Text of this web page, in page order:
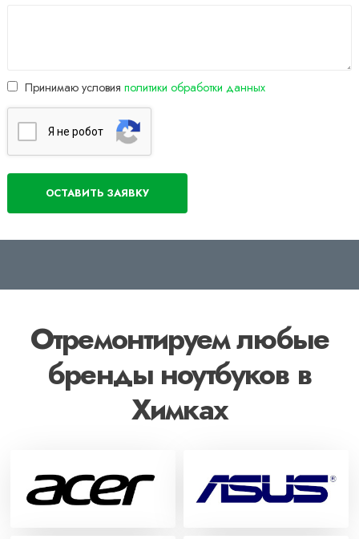
Принимаю условия политики обработки данных
Я нe poбoт
Отремонтируем любые
бренды ноутбуков в
Химках